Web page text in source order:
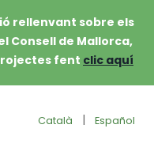
rellenvant sobre els
Consell de Mallorca,
fent clic aquí
Català | Español